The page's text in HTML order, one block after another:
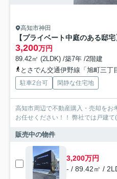
高知市神田
3,200万円
89.42㎡ (2LDK) /築7年 /2階建
とさでん交通伊野線「旭町三丁
駐車2台可 閑静な住宅地
高知市周辺で不動産購入・売却をお
お任せください！！ 弊社では戸建
販売中の物件
3,200万円
- / 89.42㎡ /